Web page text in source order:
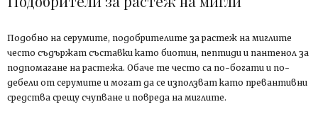
Подобно на серумите, подобрителите за растеж на миглите
често съдържат съставки като биотин, пептиди и пантенол за
подпомагане на растежа. Обаче те често са по-богати и по-
дебели от серумите и могат да се използват като превантивни
средства срещу счупване и повреда на миглите.